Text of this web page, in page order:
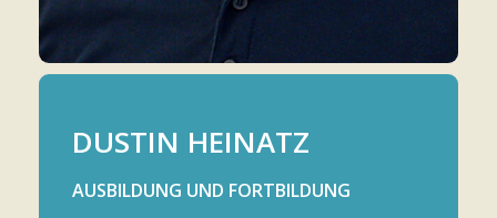
DUSTIN HEINATZ
AUSBILDUNG UND FORTBILDUNG